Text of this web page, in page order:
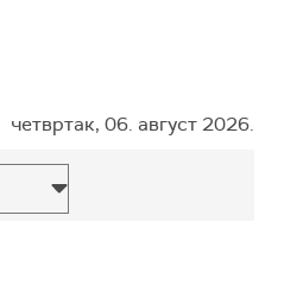
четвртак, 06. август 2026.